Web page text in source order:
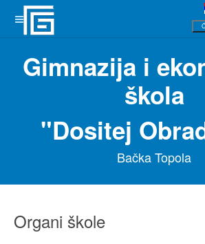
Gimnazija i
škola
"Dositej
Bačka Topola
Organi škole